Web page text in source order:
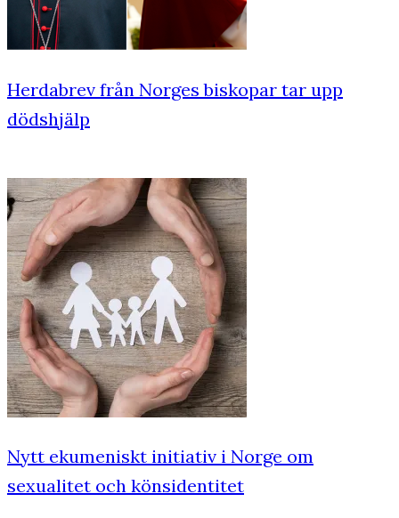
Herdabrev från Norges biskopar tar upp
dödshjälp
Nytt ekumeniskt initiativ i Norge om
sexualitet och könsidentitet